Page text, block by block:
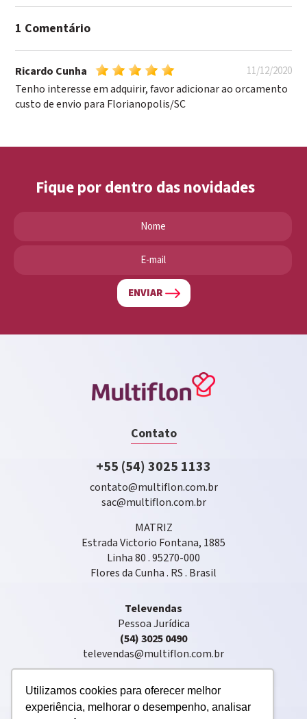
Utilizamos cookies para oferecer melhor
experiência, melhorar o desempenho, analisar
1 Comentário
Ricardo Cunha 11/12/2020
Tenho interesse em adquirir, favor adicionar ao orcamento
custo de envio para Florianopolis/SC
Fique por dentro das novidades
ENVIAR
Contato
+55 (54) 3025 1133
contato@multiflon.com.br
sac@multiflon.com.br
MATRIZ
Estrada Victorio Fontana, 1885
Linha 80 . 95270-000
Flores da Cunha . RS . Brasil
Televendas
Pessoa Jurídica
(54) 3025 0490
televendas@multiflon.com.br